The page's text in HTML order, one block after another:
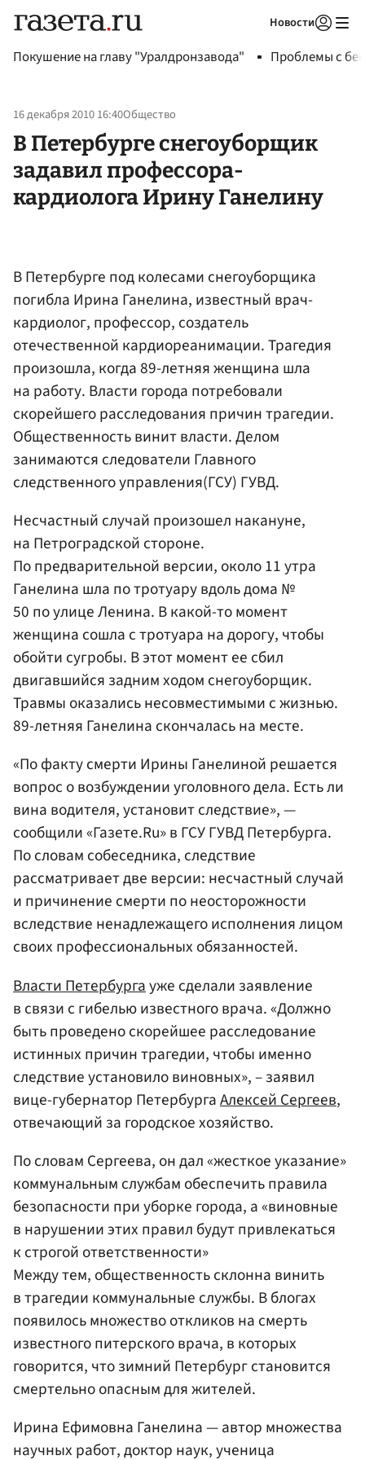
Новости
Покушение на главу "Уралдронзавода" Проблемы с
16 декабря 2010 16:40Общество
В Петербурге снегоуборщик
задавил профессора-
кардиолога Ирину Ганелину
В Петербурге под колесами снегоуборщика
погибла Ирина Ганелина, известный врач-
кардиолог, профессор, создатель
отечественной кардиореанимации. Трагедия
произошла, когда 89-летняя женщина шла
на работу. Власти города потребовали
скорейшего расследования причин трагедии.
Общественность винит власти. Делом
занимаются следователи Главного
следственного управления(ГСУ) ГУВД.
Несчастный случай произошел накануне,
на Петроградской стороне.
По предварительной версии, около 11 утра
Ганелина шла по тротуару вдоль дома №
50 по улице Ленина. В какой-то момент
женщина сошла с тротуара на дорогу, чтобы
обойти сугробы. В этот момент ее сбил
двигавшийся задним ходом снегоуборщик.
Травмы оказались несовместимыми с жизнью.
89-летняя Ганелина скончалась на месте.
«По факту смерти Ирины Ганелиной решается
вопрос о возбуждении уголовного дела. Есть ли
вина водителя, установит следствие», —
сообщили «Газете.Ru» в ГСУ ГУВД Петербурга.
По словам собеседника, следствие
рассматривает две версии: несчастный случай
и причинение смерти по неосторожности
вследствие ненадлежащего исполнения лицом
своих профессиональных обязанностей.
Власти Петербургауже сделали заявление
в связи с гибелью известного врача. «Должно
быть проведено скорейшее расследование
истинных причин трагедии, чтобы именно
следствие установило виновных», – заявил
вице-губернатор ПетербургаАлексей Сергеев,
отвечающий за городское хозяйство.
По словам Сергеева, он дал «жесткое указание»
коммунальным службам обеспечить правила
безопасности при уборке города, а «виновные
в нарушении этих правил будут привлекаться
к строгой ответственности»
Между тем, общественность склонна винить
в трагедии коммунальные службы. В блогах
появилось множество откликов на смерть
известного питерского врача, в которых
говорится, что зимний Петербург становится
смертельно опасным для жителей.
Ирина Ефимовна Ганелина — автор множества
научных работ, доктор наук, ученица